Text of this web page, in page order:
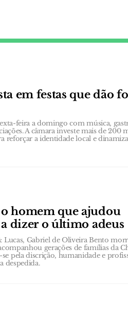
em festas que dão
feira a domingo com música,
A câmara investe mais de 200
reforçar a identidade local e
homem que ajudou
dizer o último adeus
Gabriel de Oliveira Bento
gerações de famílias da
pela discrição, humanidade e
despedida.